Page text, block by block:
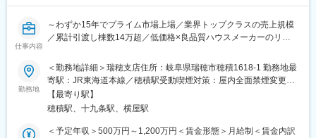
向上を担える大変やりがいのある職種です。火災保険・住宅ロー
ンの実務未経験の方でも、入社後に所定の研修を実施し、専門知
識や営業スキルは習得できるため安心して就業いただけます。FP
担当1人あたり月平均で1回2時間程度の商談機会が20回ほどあり
■本ポジションの魅力：
・平均歩合(生命保険販売)：一般職：70万円／主任職：120万円／
係長職：185万 ※年間／2020年実績
仕事内容
～わずか15年でプライム市場上場／業界トップクラスの売上規模
／累計引渡し棟数14万超／低価格×良品質ハウスメーカーのリー
■職務内容：
同社住宅営業担当者より紹介されたお客様へ、FPとして住宅購入
へ向けたライフプランのご提案、各種金融商品の販売および販売
支援を行っていただきます。
【変更の範囲：会社の定める業務】
勤務地
＜勤務地詳細＞瑞穂支店住所：岐阜県瑞穂市穂積1618-1 勤務地最
寄駅：JR東海道本線／穂積駅受動喫煙対策：屋内全面禁煙変更の
範囲：会社の定める事業所
【最寄り駅】
穂積駅、十九条駅、横屋駅
＜予定年収＞500万円～1,200万円＜賃金形態＞月給制＜賃金内訳